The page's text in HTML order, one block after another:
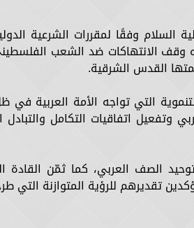
وفقًا لمقررات الشرعية
وقف الانتهاكات ضد الشعب
التي تواجه الأمة العربية في
وتفعيل اتفاقيات التكامل والتبادل
الصف العربي، كما ثمّن القادة
تقديرهم للرؤية المتوازنة التي